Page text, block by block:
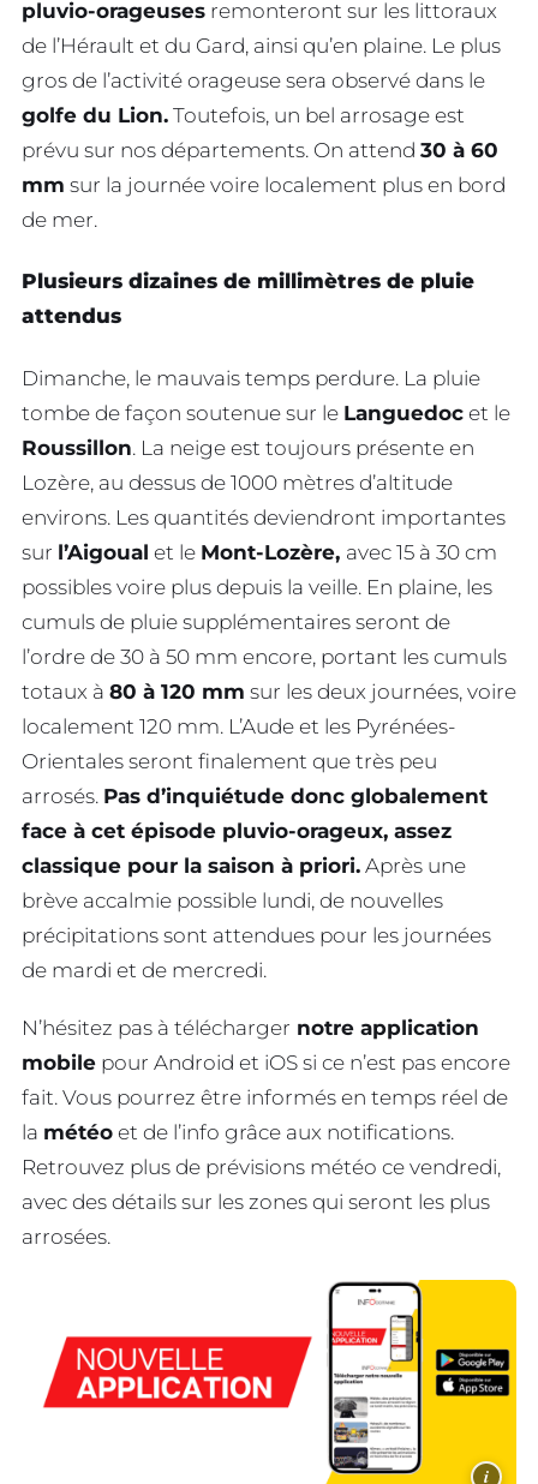
pluvio-orageuses remonteront sur les littoraux
de l’Hérault et du Gard, ainsi qu’en plaine. Le plus
gros de l’activité orageuse sera observé dans le
golfe du Lion. Toutefois, un bel arrosage est
prévu sur nos départements. On attend 30 à 60
mm sur la journée voire localement plus en bord
de mer.
Plusieurs dizaines de millimètres de pluie
attendus
Dimanche, le mauvais temps perdure. La pluie
tombe de façon soutenue sur le Languedoc et le
Roussillon. La neige est toujours présente en
Lozère, au dessus de 1000 mètres d’altitude
environs. Les quantités deviendront importantes
sur l’Aigoual et le Mont-Lozère, avec 15 à 30 cm
possibles voire plus depuis la veille. En plaine, les
cumuls de pluie supplémentaires seront de
l’ordre de 30 à 50 mm encore, portant les cumuls
totaux à 80 à 120 mm sur les deux journées, voire
localement 120 mm. L’Aude et les Pyrénées-
Orientales seront finalement que très peu
arrosés. Pas d’inquiétude donc globalement
face à cet épisode pluvio-orageux, assez
classique pour la saison à priori. Après une
brève accalmie possible lundi, de nouvelles
précipitations sont attendues pour les journées
de mardi et de mercredi.
N’hésitez pas à télécharger notre application
mobile pour Android et iOS si ce n’est pas encore
fait. Vous pourrez être informés en temps réel de
la météo et de l’info grâce aux notifications.
Retrouvez plus de prévisions météo ce vendredi,
avec des détails sur les zones qui seront les plus
arrosées.
i